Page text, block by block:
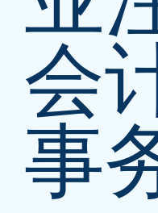
会
事